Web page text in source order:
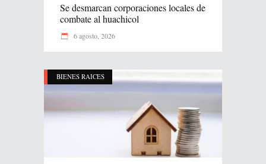
Se desmarcan corporaciones locales de
combate al huachicol
6 agosto, 2026
BIENES RAICES